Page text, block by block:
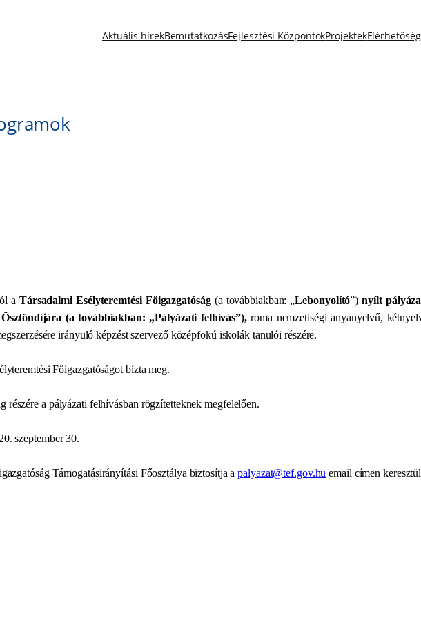
Aktuális hírekBemutatkozásFejlesztési KözpontokProjektek
a Társadalmi Esélyteremtési Főigazgatóság (a továbbiakban: „Lebonyolító”)nyílt
(a továbbiakban: „Pályázati felhívás”),roma nemzetiségi anyanyelvű,
irányuló képzést szervező középfokú iskolák tanulói részére.
Főigazgatóságot bízta meg.
részére a pályázati felhívásban rögzítetteknek megfelelően.
szeptember 30.
Támogatásirányítási Főosztálya biztosítja apalyazat@tef.gov.hu email címen